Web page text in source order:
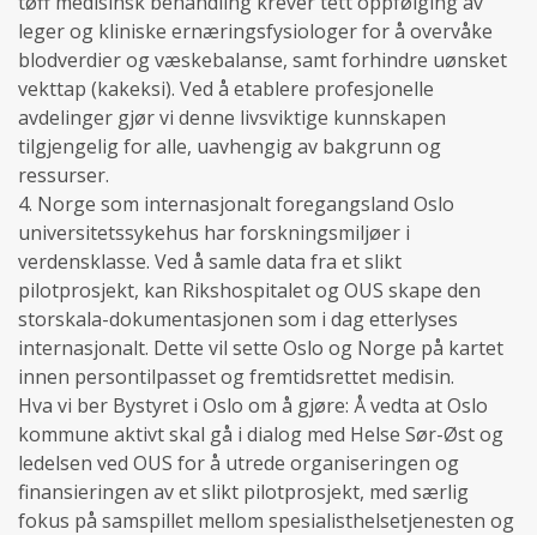
leger og kliniske ernæringsfysiologer for å overvåke
blodverdier og væskebalanse, samt forhindre uønsket
vekttap (kakeksi). Ved å etablere profesjonelle
avdelinger gjør vi denne livsviktige kunnskapen
tilgjengelig for alle, uavhengig av bakgrunn og
ressurser.
4. Norge som internasjonalt foregangsland Oslo
universitetssykehus har forskningsmiljøer i
verdensklasse. Ved å samle data fra et slikt
pilotprosjekt, kan Rikshospitalet og OUS skape den
storskala-dokumentasjonen som i dag etterlyses
internasjonalt. Dette vil sette Oslo og Norge på kartet
innen persontilpasset og fremtidsrettet medisin.
Hva vi ber Bystyret i Oslo om å gjøre: Å vedta at Oslo
kommune aktivt skal gå i dialog med Helse Sør-Øst og
ledelsen ved OUS for å utrede organiseringen og
finansieringen av et slikt pilotprosjekt, med særlig
fokus på samspillet mellom spesialisthelsetjenesten og